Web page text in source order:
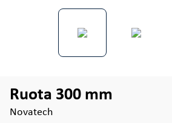
Ruota 300 mm
Novatech